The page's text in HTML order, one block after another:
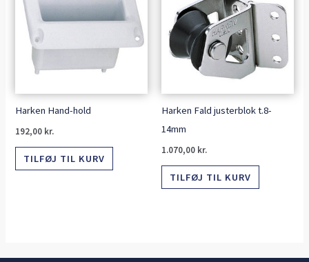
Harken Hand-hold
192,00 kr.
TILFØJ TIL KURV
Harken Fald justerblok t.8-
14mm
1.070,00 kr.
TILFØJ TIL KURV